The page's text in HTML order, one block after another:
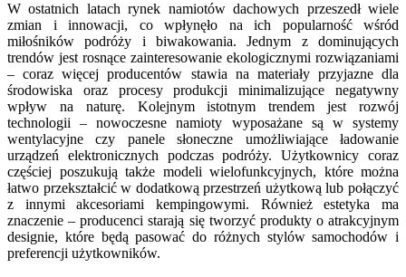
W ostatnich latach rynek namiotów dachowych przeszedł wiele
zmian i innowacji, co wpłynęło na ich popularność wśród
miłośników podróży i biwakowania. Jednym z dominujących
trendów jest rosnące zainteresowanie ekologicznymi rozwiązaniami
– coraz więcej producentów stawia na materiały przyjazne dla
środowiska oraz procesy produkcji minimalizujące negatywny
wpływ na naturę. Kolejnym istotnym trendem jest rozwój
technologii – nowoczesne namioty wyposażane są w systemy
wentylacyjne czy panele słoneczne umożliwiające ładowanie
urządzeń elektronicznych podczas podróży. Użytkownicy coraz
częściej poszukują także modeli wielofunkcyjnych, które można
łatwo przekształcić w dodatkową przestrzeń użytkową lub połączyć
z innymi akcesoriami kempingowymi. Również estetyka ma
znaczenie – producenci starają się tworzyć produkty o atrakcyjnym
designie, które będą pasować do różnych stylów samochodów i
preferencji użytkowników.